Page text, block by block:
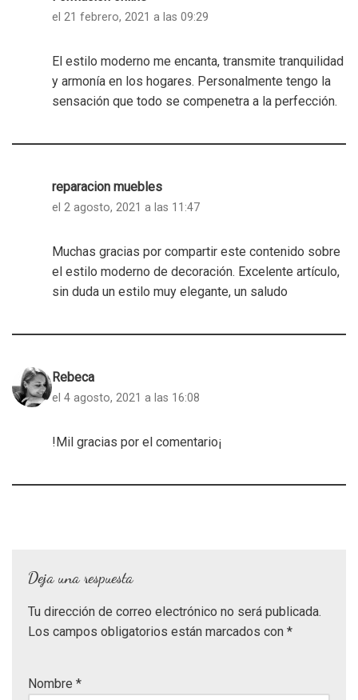
el 21 febrero, 2021 a las 09:29
El estilo moderno me encanta, transmite tranquilidad
y armonía en los hogares. Personalmente tengo la
sensación que todo se compenetra a la perfección.
reparacion muebles
el 2 agosto, 2021 a las 11:47
Muchas gracias por compartir este contenido sobre
el estilo moderno de decoración. Excelente artículo,
sin duda un estilo muy elegante, un saludo
Rebeca
el 4 agosto, 2021 a las 16:08
!Mil gracias por el comentario¡
Deja una respuesta
Tu dirección de correo electrónico no será publicada.
Los campos obligatorios están marcados con *
Nombre *